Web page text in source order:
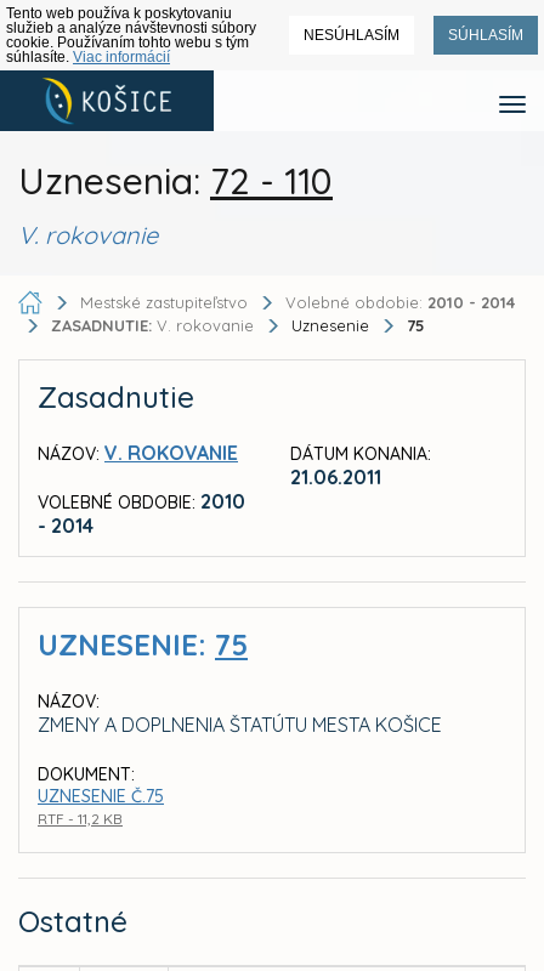
Tento web používa k poskytovaniu
služieb a analýze návštevnosti súbory
cookie. Používaním tohto webu s tým
súhlasíte. Viac informácií
NESÚHLASÍM SÚHLASÍM
Uznesenia: 72 - 110
V. rokovanie
Mestské zastupiteľstvo Volebné obdobie: 2010 - 2014
ZASADNUTIE: V. rokovanie Uznesenie 75
Zasadnutie
NÁZOV: V. ROKOVANIE
VOLEBNÉ OBDOBIE: 2010
- 2014
DÁTUM KONANIA:
21.06.2011
UZNESENIE: 75
NÁZOV:
ZMENY A DOPLNENIA ŠTATÚTU MESTA KOŠICE
DOKUMENT:
UZNESENIE Č.75
RTF - 11,2 KB
Ostatné